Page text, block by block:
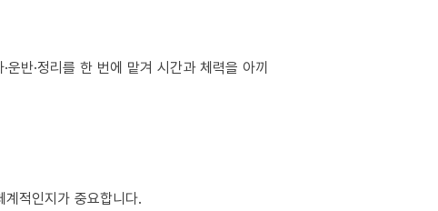
반·정리를 한 번에 맡겨 시간과 체력을 아끼
적인지가 중요합니다.